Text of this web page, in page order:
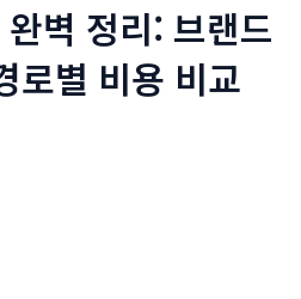
벽 정리: 브랜드
로별 비용 비교